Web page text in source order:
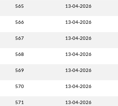
565 13-04-2026
566 13-04-2026
567 13-04-2026
568 13-04-2026
569 13-04-2026
570 13-04-2026
571 13-04-2026